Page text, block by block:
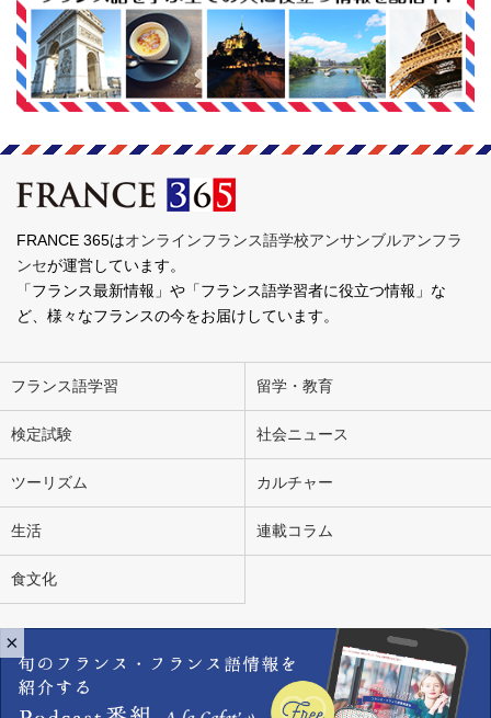
FRANCE 365はオンラインフランス語学校アンサンブルアンフラ
ンセが運営しています。
「フランス最新情報」や「フランス語学習者に役立つ情報」な
ど、様々なフランスの今をお届けしています。
フランス語学習 留学・教育
検定試験 社会ニュース
ツーリズム カルチャー
生活 連載コラム
食文化
ライター募集
個人情報の取り扱いについて
×